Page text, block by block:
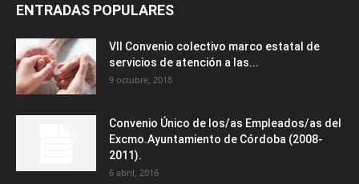
ENTRADAS POPULARES
VII Convenio colectivo marco estatal de
servicios de atención a las...
9 octubre, 2018
Convenio Único de los/as Empleados/as del
Excmo.Ayuntamiento de Córdoba (2008-
2011).
6 abril, 2016